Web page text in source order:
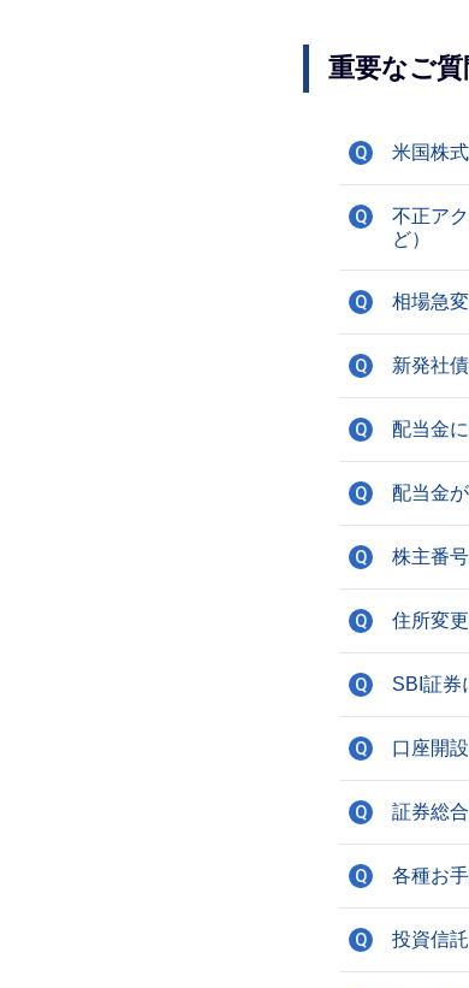
重要なご質
Q 米国株
Q
不正ア
ど）
Q 相場急
Q 新発社
Q 配当金
Q 配当金
Q 株主番
Q 住所変
Q SBI証券
Q 口座開
Q 証券総
Q 各種お
Q 投資信